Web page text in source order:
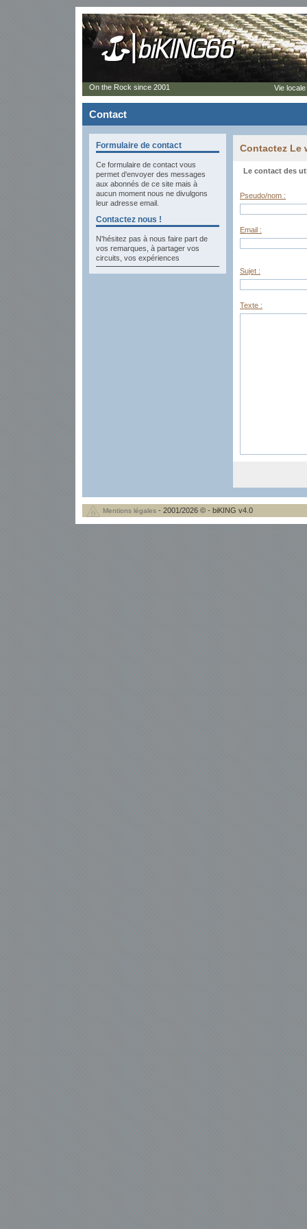
Contact
Formulaire de contact
Ce formulaire de contact vous
permet d'envoyer des messages
aux abonnés de ce site mais à
aucun moment nous ne divulgons
leur adresse email.
Contactez nous !
N'hésitez pas à nous faire part de
vos remarques, à partager vos
circuits, vos expériences
Contactez Le
Le contact des
Pseudo/nom :
Email :
Sujet :
Texte :
On the Rock since 2001 Vie
Mentions légales - 2001/2026 © - biKING v4.0